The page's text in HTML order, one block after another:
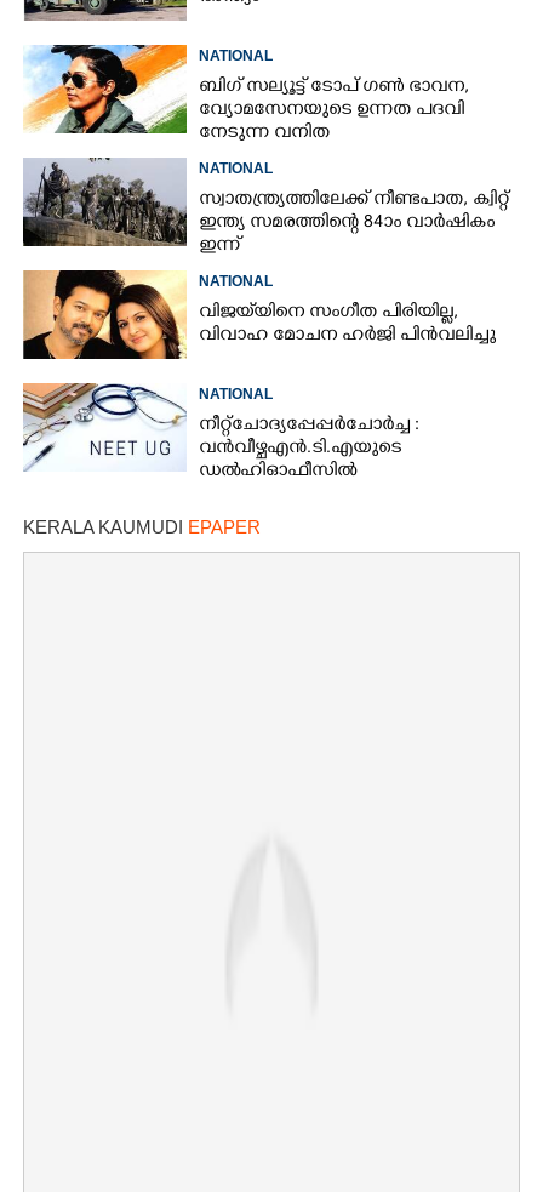
NATIONAL
ബിഗ് സല്യൂട്ട് ടോപ് ഗൺ ഭാവന,​
വ്യോമസേനയുടെ ഉന്നത പദവി
നേടുന്ന വനിത
NATIONAL
സ്വാതന്ത്ര്യത്തിലേക്ക് നീണ്ടപാത, ക്വിറ്റ്
ഇന്ത്യ സമരത്തിന്റെ 84ാം വാർഷികം
ഇന്ന്
NATIONAL
വിജയ്‌യിനെ സംഗീത പിരിയില്ല,
വിവാഹ മോചന ഹർജി പിൻവലിച്ചു
NATIONAL
നീറ്റ് ചോദ്യപ്പേപ്പർ ചോർച്ച :
വൻവീഴ്ച എൻ.ടി.എയുടെ
ഡൽഹി ഓഫീസിൽ
KERALA KAUMUDI EPAPER